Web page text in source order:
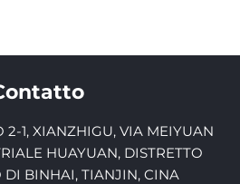
2-1, XIANZHIGU, VIA MEIYUAN
HUAYUAN, DISTRETTO
DI BINHAI, TIANJIN, CINA